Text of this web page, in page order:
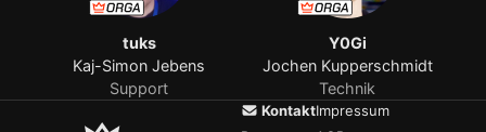
tuks
Kaj-Simon Jebens
Support
Y0Gi
Jochen Kupperschmidt
Technik
KontaktImpressum